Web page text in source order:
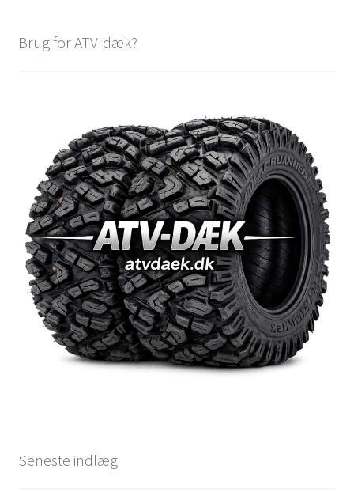
Brug for ATV-dæk?
Seneste indlæg